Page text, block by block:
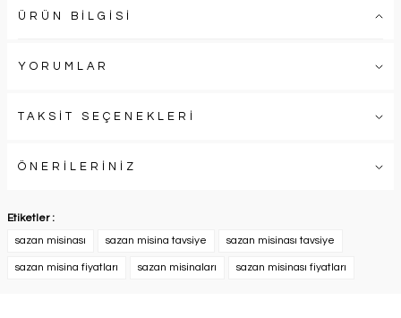
ÜRÜN BİLGİSİ
YORUMLAR
TAKSİT SEÇENEKLERİ
ÖNERİLERİNİZ
Etiketler :
sazan misinası
sazan misina tavsiye sazan misinası tavsiye
sazan misina fiyatları sazan misinaları sazan misinası fiyatları